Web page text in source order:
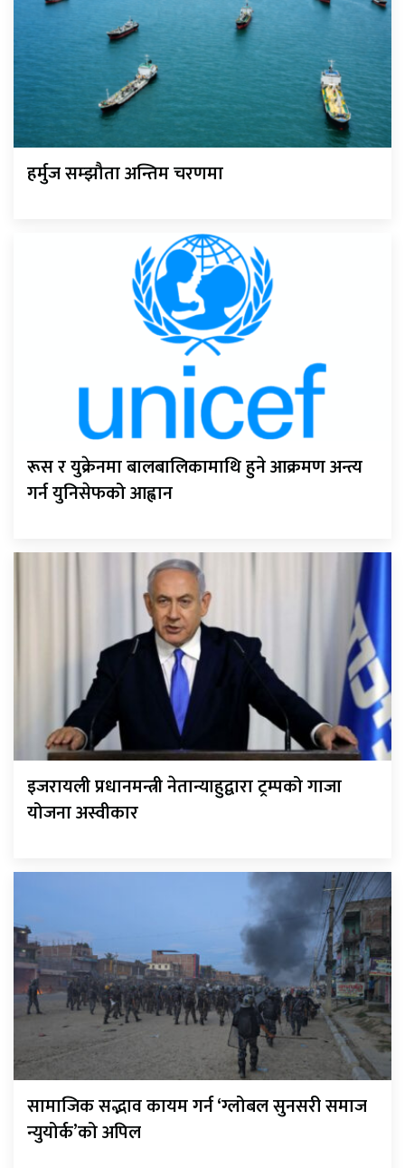
हर्मुज सम्झौता अन्तिम चरणमा
रूस र युक्रेनमा बालबालिकामाथि हुने आक्रमण अन्त्य
गर्न युनिसेफको आह्वान
इजरायली प्रधानमन्त्री नेतान्याहुद्वारा ट्रम्पको गाजा
योजना अस्वीकार
सामाजिक सद्भाव कायम गर्न ‘ग्लोबल सुनसरी समाज
न्युयोर्क’को अपिल